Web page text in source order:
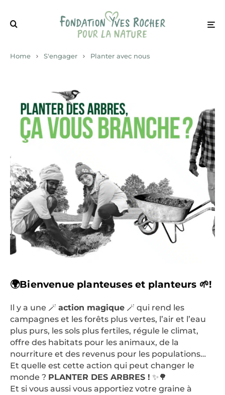
Home S'engager Planter avec nous
🌍Bienvenue planteuses et planteurs 🌱!
Il y a une 🪄 action magique 🪄 qui rend les
campagnes et les forêts plus vertes, l’air et l’eau
plus purs, les sols plus fertiles, régule le climat,
offre des habitats pour les animaux, de la
nourriture et des revenus pour les populations…
Et quelle est cette action qui peut changer le
monde ? PLANTER DES ARBRES ! ✨🌳
Et si vous aussi vous apportiez votre graine à